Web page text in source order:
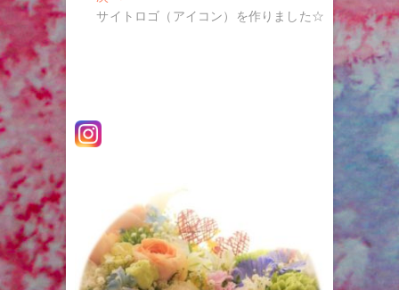
ナ
シ
投
の
サイトロゴ（アイコン）を作りました☆